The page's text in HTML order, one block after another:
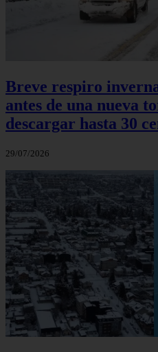
Breve respiro
antes de una nueva
descargar hasta 30
29/07/2026